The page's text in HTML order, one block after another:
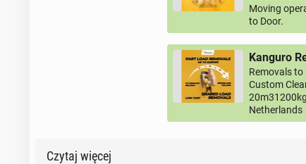
Moving
to Door.
Kanguro
Removals to
Custom
Netherlands
Czytaj więcej